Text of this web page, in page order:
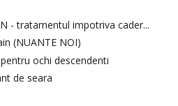
- tratamentul impotriva cader...
(NUANTE NOI)
ochi descendenti
de seara